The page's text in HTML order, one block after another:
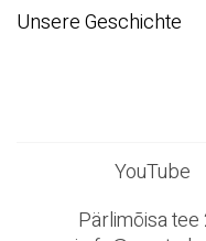
Unsere Geschichte
YouTube
Pärlimõisa tee